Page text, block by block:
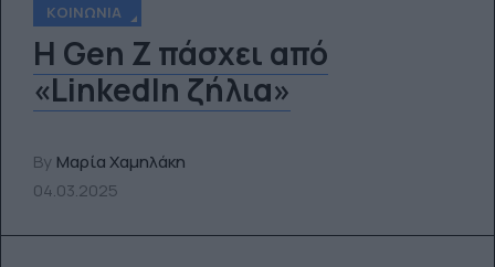
ΚΟΙΝΩΝΊΑ
Η Gen Z πάσχει από
«LinkedIn ζήλια»
By Μαρία Χαμηλάκη
04.03.2025